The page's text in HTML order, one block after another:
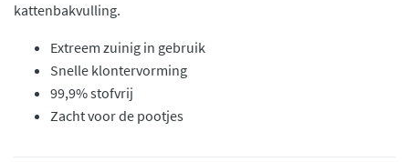
kattenbakvulling.
Extreem zuinig in gebruik
Snelle klontervorming
99,9% stofvrij
Zacht voor de pootjes